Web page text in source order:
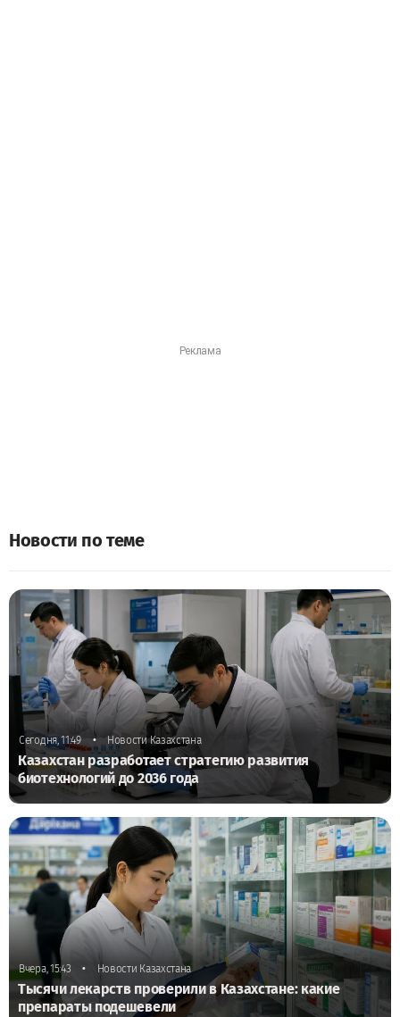
Новости по теме
Сегодня, 11:49 • Новости Казахстана
Казахстан разработает стратегию развития
биотехнологий до 2036 года
Вчера, 15:43 • Новости Казахстана
Тысячи лекарств проверили в Казахстане: какие
препараты подешевели